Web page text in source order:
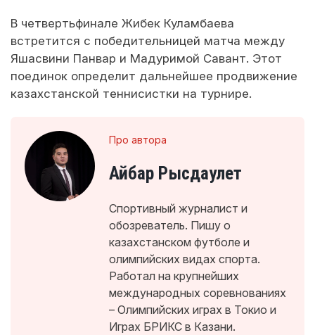
В четвертьфинале Жибек Куламбаева
встретится с победительницей матча между
Яшасвини Панвар и Мадуримой Савант. Этот
поединок определит дальнейшее продвижение
казахстанской теннисистки на турнире.
Про автора
Айбар Рысдаулет
Спортивный журналист и
обозреватель. Пишу о
казахстанском футболе и
олимпийских видах спорта.
Работал на крупнейших
международных соревнованиях
– Олимпийских играх в Токио и
Играх БРИКС в Казани.